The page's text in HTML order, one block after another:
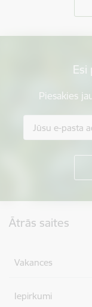
Esi
Piesakies
Ātrās saites
Vakances
Iepirkumi